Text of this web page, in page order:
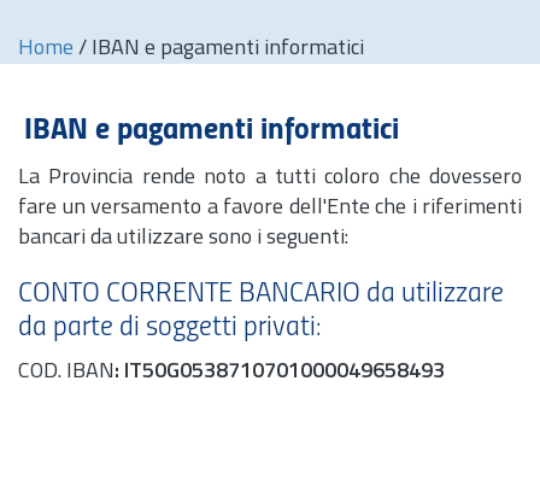
Home / IBAN e pagamenti informatici
IBAN e pagamenti informatici
La Provincia rende noto a tutti coloro che dovessero
fare un versamento a favore dell'Ente che i riferimenti
bancari da utilizzare sono i seguenti:
CONTO CORRENTE BANCARIO da utilizzare
da parte di soggetti privati:
COD. IBAN: IT50G0538710701000049658493